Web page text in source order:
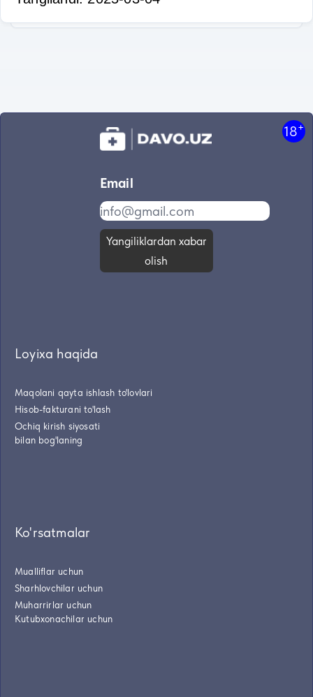
18+
Email
Yangiliklardan xabar
olish
Loyixa haqida
Maqolani qayta ishlash to'lovlari
Hisob-fakturani to'lash
Ochiq kirish siyosati
bilan bog'laning
Ko'rsatmalar
Mualliflar uchun
Sharhlovchilar uchun
Muharrirlar uchun
Kutubxonachilar uchun